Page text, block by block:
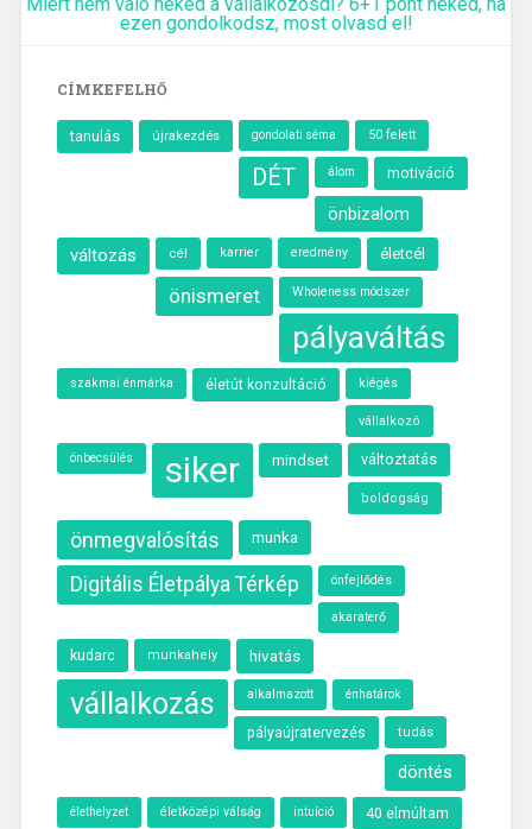
ezen gondolkodsz, most olvasd el!
CÍMKEFELHŐ
tanulás újrakezdés gondolati séma 50 felett
DÉT álom motiváció
önbizalom
változás
cél karrier eredmény életcél
önismeret Wholeness módszer
pályaváltás
szakmai énmárka életút konzultáció kiégés
vállalkozó
önbecsülés siker mindset változtatás
boldogság
önmegvalósítás munka
Digitális Életpálya Térkép önfejlődés
akaraterő
kudarc munkahely hivatás
vállalkozás alkalmazott énhatárok
pályaújratervezés tudás
döntés
élethelyzet életközépi válság intuíció 40 elmúltam